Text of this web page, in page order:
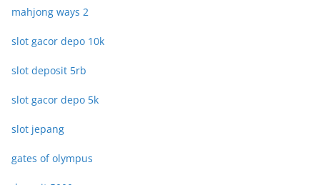
mahjong ways 2
slot gacor depo 10k
slot deposit 5rb
slot gacor depo 5k
slot jepang
gates of olympus